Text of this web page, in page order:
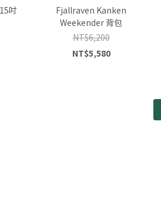
吋
Fjallraven Kanken
Weekender 背包
NT$6,200
NT$5,580